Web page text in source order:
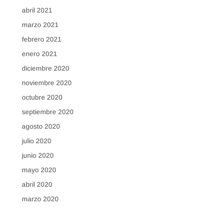
abril 2021
marzo 2021
febrero 2021
enero 2021
diciembre 2020
noviembre 2020
octubre 2020
septiembre 2020
agosto 2020
julio 2020
junio 2020
mayo 2020
abril 2020
marzo 2020